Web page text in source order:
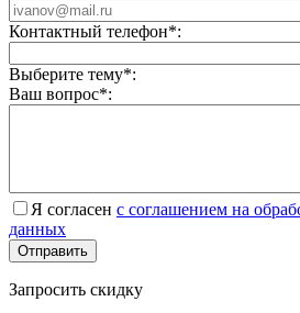
Контактный телефон*:
Выберите тему*:
Ваш вопрос*:
Я согласен с соглашением на
данных
Запросить скидку